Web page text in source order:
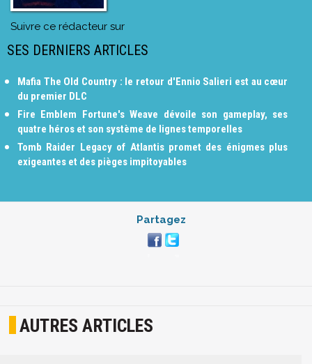
Suivre ce rédacteur sur
SES DERNIERS ARTICLES
Mafia The Old Country : le retour d'Ennio Salieri est au cœur
du premier DLC
Fire Emblem Fortune's Weave dévoile son gameplay, ses
quatre héros et son système de lignes temporelles
Tomb Raider Legacy of Atlantis promet des énigmes plus
exigeantes et des pièges impitoyables
Partagez
AUTRES ARTICLES